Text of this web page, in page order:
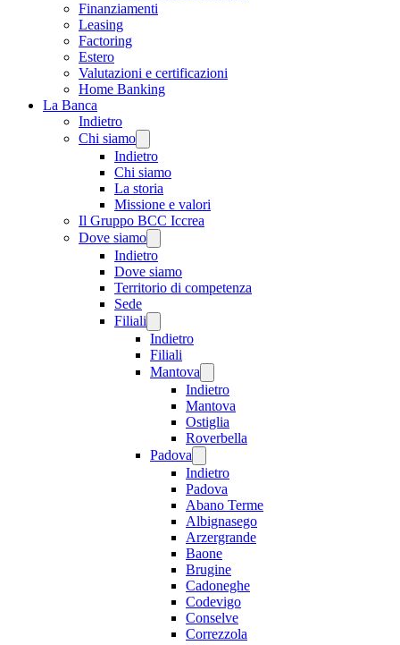
Finanziamenti
Leasing
Factoring
Estero
Valutazioni e certificazioni
Home Banking
La Banca
Indietro
Chi siamo
Indietro
Chi siamo
La storia
Missione e valori
Il Gruppo BCC Iccrea
Dove siamo
Indietro
Dove siamo
Territorio di competenza
Sede
Filiali
Indietro
Filiali
Mantova
Indietro
Mantova
Ostiglia
Roverbella
Padova
Indietro
Padova
Abano Terme
Albignasego
Arzergrande
Baone
Brugine
Cadoneghe
Codevigo
Conselve
Correzzola